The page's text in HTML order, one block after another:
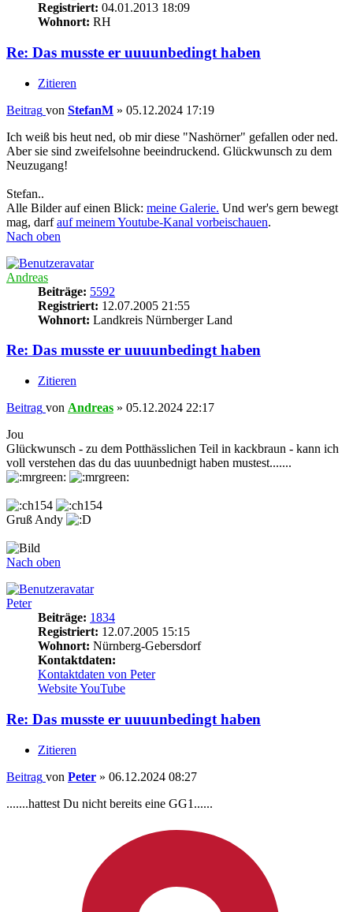
Registriert: 04.01.2013 18:09
Wohnort: RH
Re: Das musste er uuuunbedingt haben
Zitieren
Beitrag von StefanM » 05.12.2024 17:19
Ich weiß bis heut ned, ob mir diese "Nashörner" gefallen oder ned.
Aber sie sind zweifelsohne beeindruckend. Glückwunsch zu dem
Neuzugang!
Stefan..
Alle Bilder auf einen Blick: meine Galerie. Und wer's gern bewegt
mag, darfauf meinem Youtube-Kanal vorbeischauen.
Nach oben
Andreas
Beiträge: 5592
Registriert: 12.07.2005 21:55
Wohnort: Landkreis Nürnberger Land
Re: Das musste er uuuunbedingt haben
Zitieren
Beitrag von Andreas » 05.12.2024 22:17
Jou
Glückwunsch - zu dem Potthässlichen Teil in kackbraun - kann ich
voll verstehen das du das uuunbednigt haben mustest.......
Gruß Andy
Nach oben
Peter
Beiträge: 1834
Registriert: 12.07.2005 15:15
Wohnort: Nürnberg-Gebersdorf
Kontaktdaten:
Kontaktdaten von Peter
WebsiteYouTube
Re: Das musste er uuuunbedingt haben
Zitieren
Beitrag von Peter » 06.12.2024 08:27
.......hattest Du nicht bereits eine GG1......